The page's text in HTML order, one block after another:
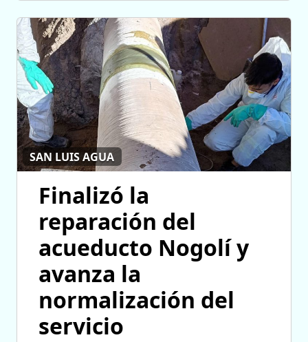
SAN LUIS AGUA
Finalizó la
reparación del
acueducto Nogolí y
avanza la
normalización del
servicio